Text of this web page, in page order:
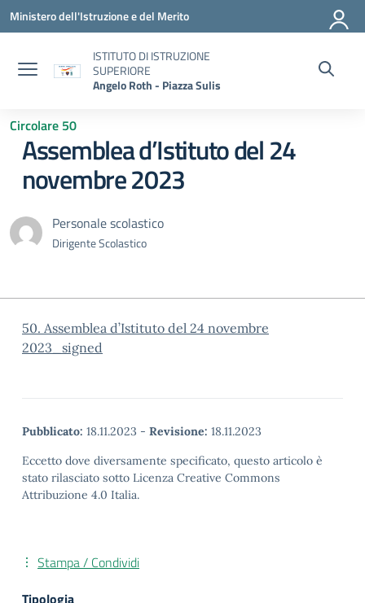
Vai ai contenuti
Vai al menu di navigazione
Vai al footer
Ministero dell'Istruzione e del Merito
ISTITUTO DI ISTRUZIONE
SUPERIORE
Angelo Roth - Piazza Sulis
Circolare 50
Assemblea d’Istituto del 24
novembre 2023
Personale scolastico
Dirigente Scolastico
50. Assemblea d’Istituto del 24 novembre
2023_signed
Pubblicato: 18.11.2023 - Revisione: 18.11.2023
Eccetto dove diversamente specificato, questo articolo è
stato rilasciato sotto Licenza Creative Commons
Attribuzione 4.0 Italia.
Stampa / Condividi
Tipologia